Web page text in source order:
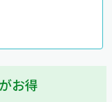
お得